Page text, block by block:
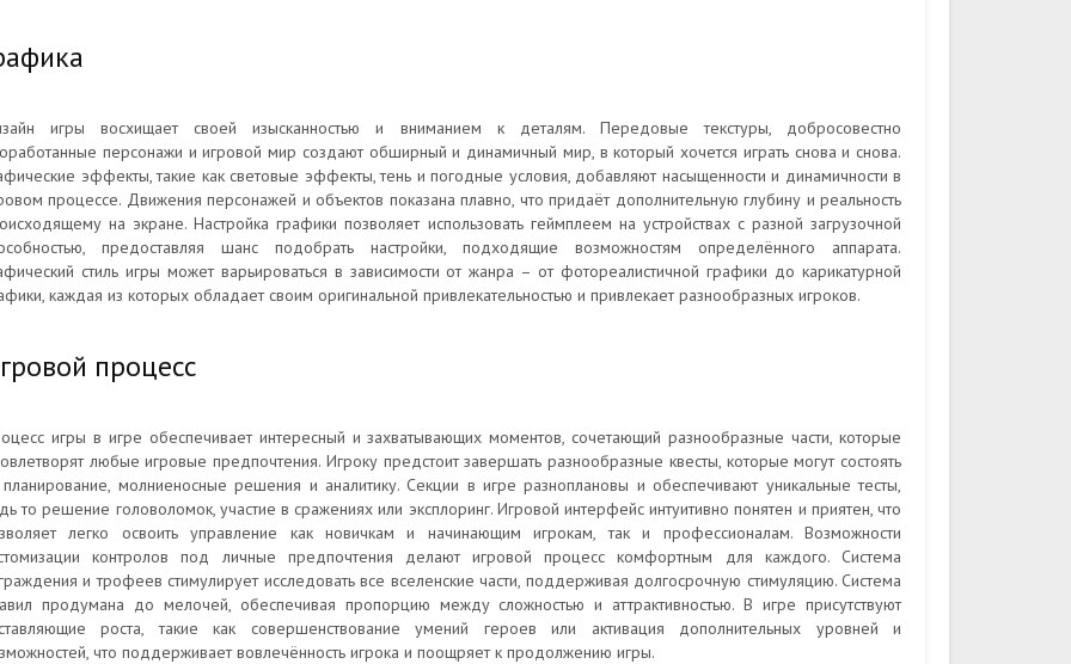
игры восхищает своей изысканностью и вниманием к деталям. Передовые текстуры, добросовестно
персонажи и игровой мир создают обширный и динамичный мир, в который хочется играть снова и снова.
эффекты, такие как световые эффекты, тень и погодные условия, добавляют насыщенности и динамичности в
процессе. Движения персонажей и объектов показана плавно, что придаёт дополнительную глубину и реальность
на экране. Настройка графики позволяет использовать геймплеем на устройствах с разной загрузочной
предоставляя шанс подобрать настройки, подходящие возможностям определённого аппарата.
стиль игры может варьироваться в зависимости от жанра – от фотореалистичной графики до карикатурной
каждая из которых обладает своим оригинальной привлекательностью и привлекает разнообразных игроков.
процесс
игры в игре обеспечивает интересный и захватывающих моментов, сочетающий разнообразные части, которые
любые игровые предпочтения. Игроку предстоит завершать разнообразные квесты, которые могут состоять
молниеносные решения и аналитику. Секции в игре разноплановы и обеспечивают уникальные тесты,
то решение головоломок, участие в сражениях или эксплоринг. Игровой интерфейс интуитивно понятен и приятен, что
легко освоить управление как новичкам и начинающим игрокам, так и профессионалам. Возможности
контролов под личные предпочтения делают игровой процесс комфортным для каждого. Система
и трофеев стимулирует исследовать все вселенские части, поддерживая долгосрочную стимуляцию. Система
продумана до мелочей, обеспечивая пропорцию между сложностью и аттрактивностью. В игре присутствуют
роста, такие как совершенствование умений героев или активация дополнительных уровней и
что поддерживает вовлечённость игрока и поощряет к продолжению игры.